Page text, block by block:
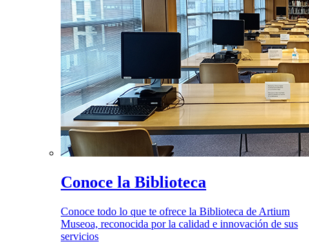
Conoce la Biblioteca
Conoce todo lo que te ofrece la Biblioteca de Artium
Museoa, reconocida por la calidad e innovación de sus
servicios